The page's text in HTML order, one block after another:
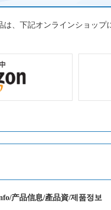
、下記オンラインショップ
产品信息/產品資/제품정보